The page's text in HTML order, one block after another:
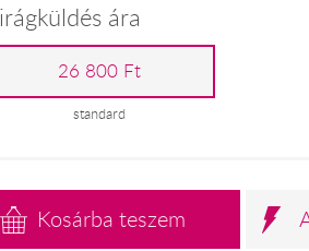
ára
26 800 Ft
standard
Kosárba teszem